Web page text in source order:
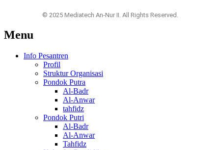
© 2025 Mediatech An-Nur II. All Rights Reserved.
Menu
Info Pesantren
Profil
Struktur Organisasi
Pondok Putra
Al-Badr
Al-Anwar
tahfidz
Pondok Putri
Al-Badr
Al-Anwar
Tahfidz